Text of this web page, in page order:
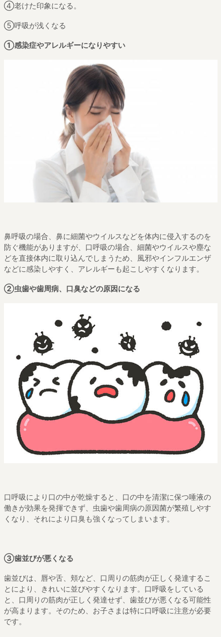
④老けた印象になる。
⑤呼吸が浅くなる
①感染症やアレルギーになりやすい
鼻呼吸の場合、鼻に細菌やウイルスなどを体内に侵入するのを
防ぐ機能がありますが、口呼吸の場合、細菌やウイルスや塵な
どを直接体内に取り込んでしまうため、風邪やインフルエンザ
などに感染しやすく、アレルギーも起こしやすくなります。
②虫歯や歯周病、口臭などの原因になる
口呼吸により口の中が乾燥すると、口の中を清潔に保つ唾液の
働きが効果を発揮できず、虫歯や歯周病の原因菌が繁殖しやす
くなり、それにより口臭も強くなってしまいます。
③歯並びが悪くなる
歯並びは、唇や舌、頬など、口周りの筋肉が正しく発達するこ
とにより、きれいに並びやすくなります。口呼吸をしている
と、口周りの筋肉が正しく発達せず、歯並びが悪くなる可能性
が高まります。そのため、お子さまは特に口呼吸に注意が必要
です。